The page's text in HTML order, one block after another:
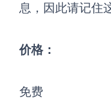
息 ，因此请记住
价格：
免费